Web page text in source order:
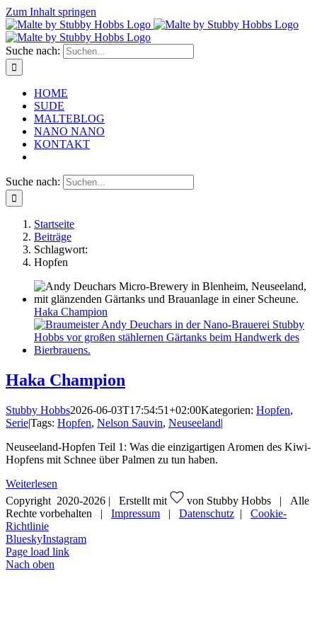
Zum Inhalt springen
Suche nach:
HOME
SUDE
MALTEBLOG
NANO NANO
KONTAKT
Suche nach:
Startseite
Beiträge
Schlagwort:
Hopfen
Haka Champion
Haka Champion
Stubby Hobbs2026-06-03T17:54:51+02:00Kategorien: Hopfen,
Serie|Tags: Hopfen, Nelson Sauvin, Neuseeland|
Neuseeland-Hopfen Teil 1: Was die einzigartigen Aromen des Kiwi-
Hopfens mit Schnee über Palmen zu tun haben.
Weiterlesen
Copyright 2020-2026 | Erstellt mit
von Stubby Hobbs | Alle
Rechte vorbehalten | Impressum | Datenschutz | Cookie-
Richtlinie
BlueskyInstagram
Page load link
Nach oben